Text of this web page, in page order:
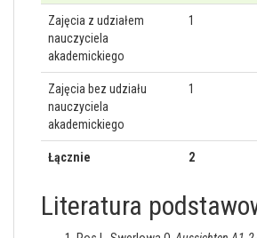
Zajęcia z udziałem
nauczyciela
akademickiego
1
Zajęcia bez udziału
nauczyciela
akademickiego
1
Łącznie 2
Literatura